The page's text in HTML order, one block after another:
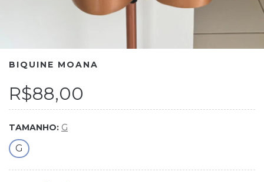
BIQUINE MOANA
R$88,00
TAMANHO: G
G